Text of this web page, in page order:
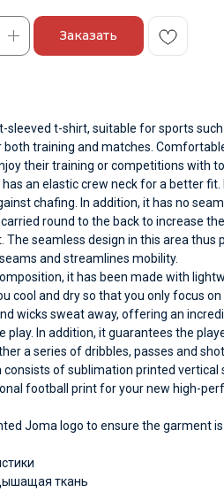
Заказать
sleeved t-shirt, suitable for sports
training and matches.
their training or competitions with
an elastic crew neck for a better
chafing. In addition, it has no
carried round to the back to increase
The seamless design in this area
and streamlines mobility.
it has been made with
cool and dry so that you only focus
wicks sweat away, offering an
play. In addition, it guarantees the
a series of dribbles, passes and
consists of sublimation printed vertical
football print for your new high-
Joma logo to ensure the garment is
ткань